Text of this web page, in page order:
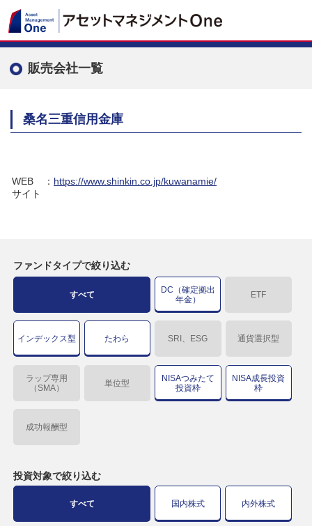
販売会社一覧
桑名三重信用金庫
WEB
サイト
： https://www.shinkin.co.jp/kuwanamie/
ファンドタイプで絞り込む
すべて
DC（確定拠出
年金）
ETF
インデックス型 たわら SRI、ESG 通貨選択型
ラップ専用
（SMA）
単位型
NISAつみたて
投資枠
NISA成長投資
枠
成功報酬型
投資対象で絞り込む
すべて 国内株式 内外株式